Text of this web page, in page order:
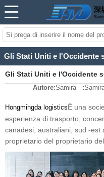
Gli Stati Uniti e l'Occidente
e il paese continuano a
percorso continuano a
Autore:Samira :
Hongmingda logisticsÈ una
esperienza di trasporto,
canadesi, australiani, sud -est
proprietario del proprietario